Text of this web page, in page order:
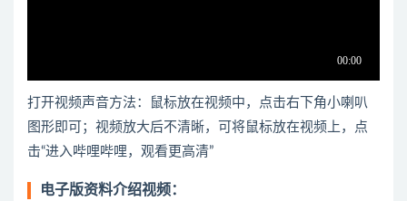
打开视频声音方法：鼠标放在视频中，点击右下角小喇叭
图形即可；视频放大后不清晰，可将鼠标放在视频上，点
击“进入哔哩哔哩，观看更高清”
电子版资料介绍视频：